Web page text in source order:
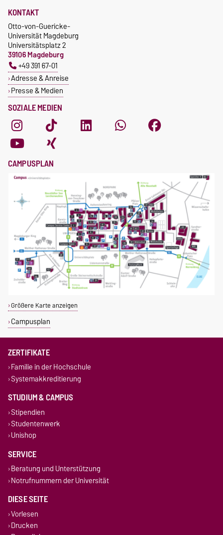
SOZIALE MEDIEN
KONTAKT
Otto-von-Guericke-
Universität Magdeburg
Universitätsplatz 2
39106 Magdeburg
+49 391 67-01
Adresse & Anreise
Presse & Medien
CAMPUSPLAN
Größere Karte anzeigen
Campusplan
ZERTIFIKATE
Familie in der Hochschule
Systemakkreditierung
STUDIUM & CAMPUS
Stipendien
Studentenwerk
Unishop
SERVICE
Beratung und Unterstützung
Notrufnummern der Universität
DIESE SEITE
Vorlesen
Drucken